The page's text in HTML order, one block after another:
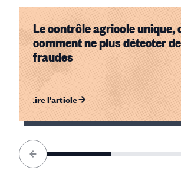
Le contrôle agricole unique,
comment ne plus détecter de
fraudes
Lire l'article